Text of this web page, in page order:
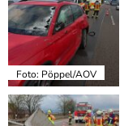
Foto: Pöppel/AOV